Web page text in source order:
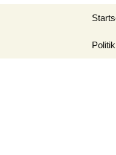
Politik